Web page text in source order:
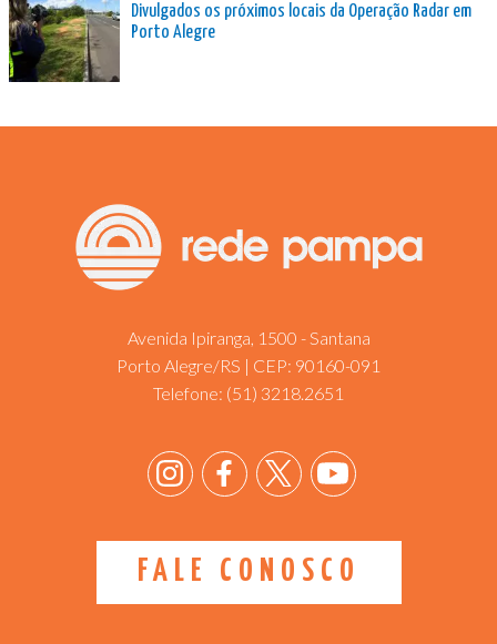
Divulgados os próximos locais da Operação Radar em
Porto Alegre
Avenida Ipiranga, 1500 - Santana
Porto Alegre/RS | CEP: 90160-091
Telefone: (51) 3218.2651
FALE CONOSCO